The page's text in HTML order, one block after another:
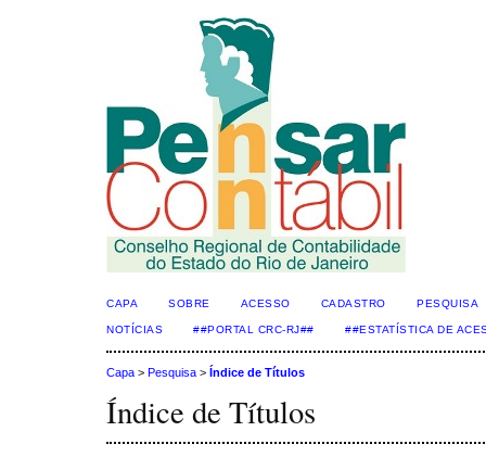
CAPA SOBRE ACESSO CADASTRO PESQUISA
NOTÍCIAS ##PORTAL CRC-RJ## ##ESTATÍSTICA DE
Capa > Pesquisa > Índice de Títulos
Índice de Títulos